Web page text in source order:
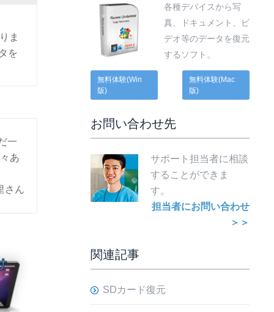
ま
を
一
あ
さん
各種デバイスから写
真、ドキュメント、ビ
デオ等のデータを復元
するソフト。
無料体験(Win
版)
無料体験(Mac
版)
お問い合わせ先
サポート担当者に相談
することができま
す。
担当者にお問い合わせ
＞＞
関連記事
SDカード復元